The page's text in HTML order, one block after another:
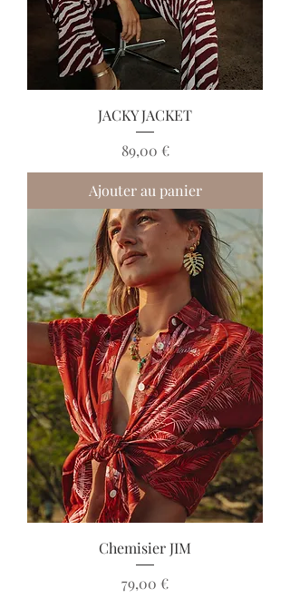
JACKY JACKET
Prix
89,00 €
Ajouter au panier
Chemisier JIM
Prix
79,00 €